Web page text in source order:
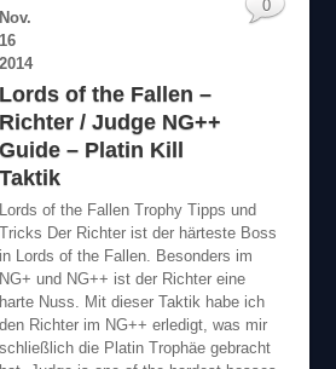
16
2014
Lords of the Fallen –
Richter / Judge NG++
Guide – Platin Kill
Taktik
Lords of the Fallen Trophy Tipps und
Tricks Der Richter ist der härteste Boss
in Lords of the Fallen. Besonders im
NG+ und NG++ ist der Richter eine
harte Nuss. Mit dieser Taktik habe ich
den Richter im NG++ erledigt, was mir
schließlich die Platin Trophäe gebracht
hat. Judge is one of the hardest bosses
[…]